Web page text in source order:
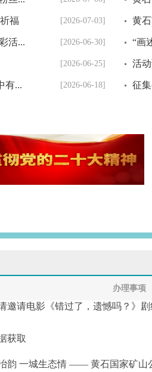
[2026-07-03]
福
[2026-06-30]
活...
[2026-06-25]
[2026-06-18]
有...
黄
“画
活
征
办理事项
邀请电影《错过了，遗憾吗？》
获取
韵 一城生态情 —— 黄石国家矿山